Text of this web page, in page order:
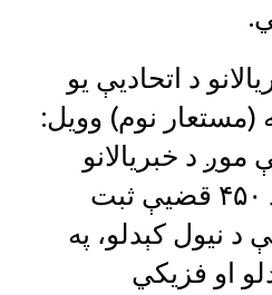
د اتحادیې یو
(مستعار نوم) وویل:
د خبریالانو
سره د ناوړه چلند ۴۵۰ قضیې ثبت
نیول کېدلو، په
او فزیکي